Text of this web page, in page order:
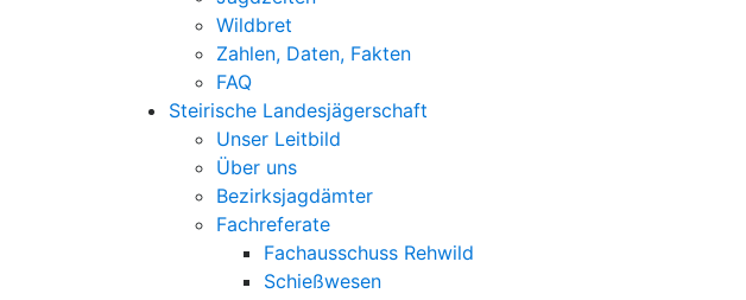
Wildbret
Zahlen, Daten, Fakten
FAQ
Steirische Landesjägerschaft
Unser Leitbild
Über uns
Bezirksjagdämter
Fachreferate
Fachausschuss Rehwild
Schießwesen